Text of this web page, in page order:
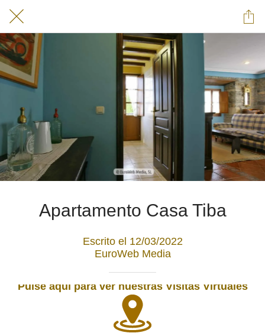
Apartamento Casa Tiba
Escrito el 12/03/2022
EuroWeb Media
Pulse aquí para ver nuestras Visitas Virtuales